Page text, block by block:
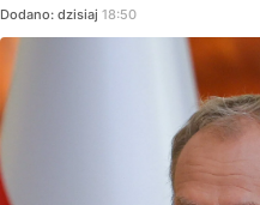
Dodano: dzisiaj 18:50